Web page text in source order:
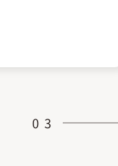
03